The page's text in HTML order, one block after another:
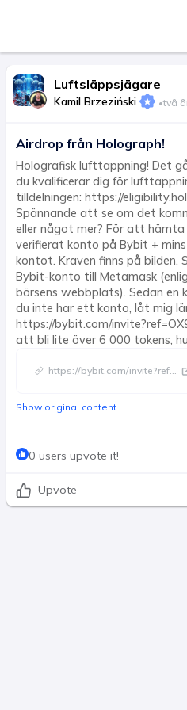
Luftsläppsjägare
Kamil Brzeziński •två
Airdrop från Holograph!
Holografisk lufttappning! Det
du kvalificerar dig för
tilldelningen: https://
Spännande att se om det
eller något mer? För att
verifierat konto på Bybit +
kontot. Kraven finns på
Bybit-konto till Metamask
börsens webbplats). Sedan en
du inte har ett konto, låt mig
https://bybit.com/
att bli lite över 6 000 tokens,
https://bybit.com/invite?ref...
Show original content
0 users upvote it!
Upvote